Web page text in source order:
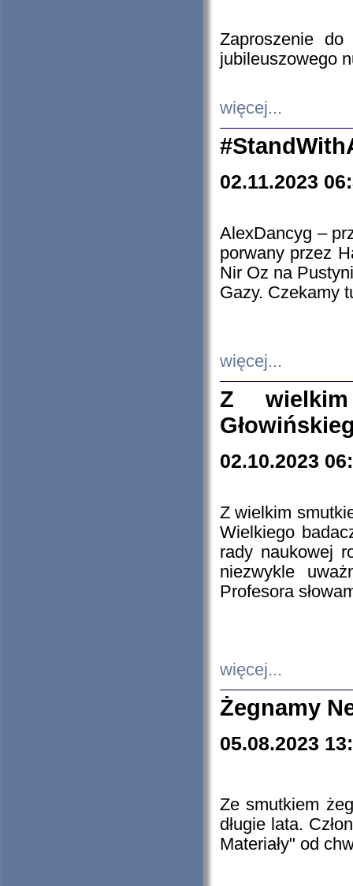
Zaproszenie do
jubileuszowego
więcej...
02.11.2023
AlexDancyg –
porwany przez
Nir Oz na
Gazy. Czekamy
więcej...
Z
02.10.2023
Z wielkim
Wielkiego
rady naukowej
niezwykle
Profesora
więcej...
Żegnamy
05.08.2023
Ze smutkiem
długie lata.
Materiały" od